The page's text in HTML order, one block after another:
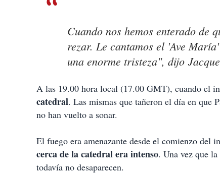
Cuando nos hemos enterado de
rezar. Le cantamos el 'Ave
una enorme tristeza", dijo
A las 19.00 hora local (17.00 GMT), cuando el
catedral. Las mismas que tañeron el día en que
no han vuelto a sonar.
El fuego era amenazante desde el comienzo del
cerca de la catedral era intenso. Una vez que
todavía no desaparecen.